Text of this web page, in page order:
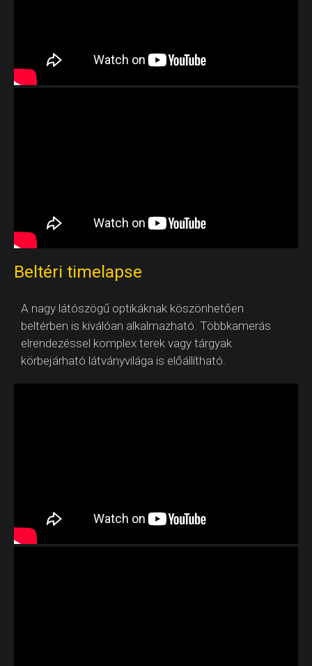
Beltéri timelapse
A nagy látószögű optikáknak köszönhetően
beltérben is kiválóan alkalmazható. Többkamerás
elrendezéssel komplex terek vagy tárgyak
körbejárható látványvilága is előállítható.